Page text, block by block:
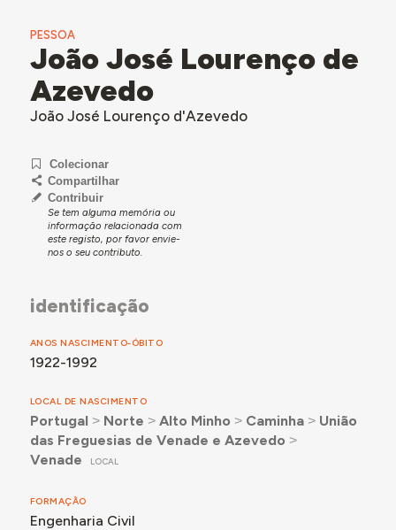
PESSOA
João José Lourenço de
Azevedo
João José Lourenço d'Azevedo
Colecionar
Compartilhar
Contribuir
Se tem alguma memória ou
informação relacionada com
este registo, por favor envie-
nos o seu contributo.
identificação
ANOS NASCIMENTO-ÓBITO
1922-1992
LOCAL DE NASCIMENTO
Portugal ˃ Norte ˃ Alto Minho ˃ Caminha˃ União
das Freguesias de Venade e Azevedo ˃
Venade
LOCAL
FORMAÇÃO
Engenharia Civil